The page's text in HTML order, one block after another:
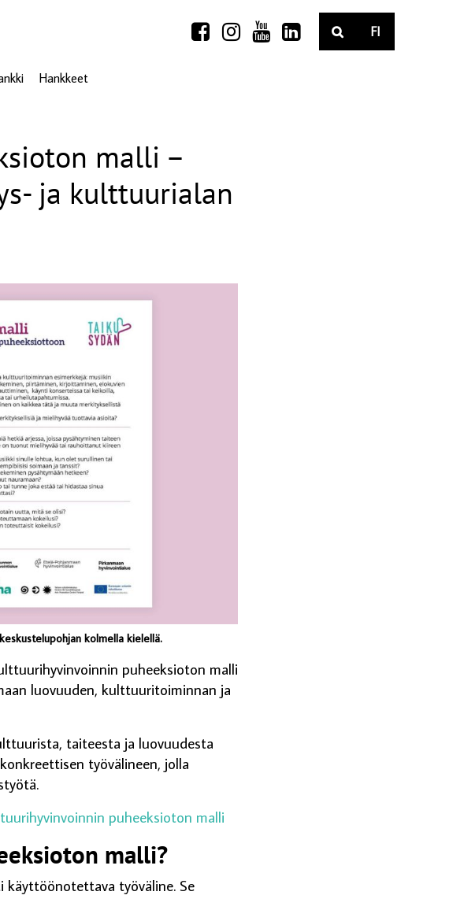
FI
Hankkeet
malli –
ja kulttuurialan
kolmella kielellä.
puheeksioton malli
luovuuden, kulttuuritoiminnan ja
taiteesta ja luovuudesta
työvälineen, jolla
puheeksioton malli
malli?
työväline. Se